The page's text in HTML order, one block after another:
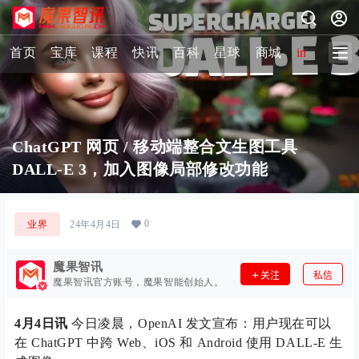
首页 宝库 课程 快讯 百科 星球 商城 image-2
ChatGPT 网页 / 移动端整合文生图工具
DALL-E 3，加入图像局部修改功能
业界 24年4月4日 0
魔果智讯
魔果智讯官方账号，魔果智能创始人。
关注 私信
4月4日讯 今日凌晨，OpenAI 发文宣布：用户现在可以
在 ChatGPT 中跨 Web、iOS 和 Android 使用 DALL-E 生